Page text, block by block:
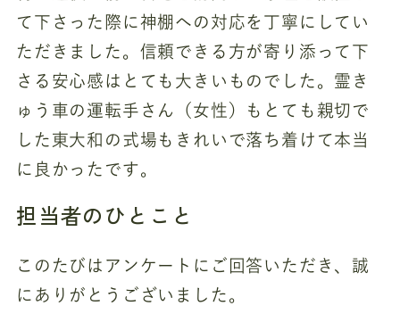
て下さった際に神棚への対応を丁寧にしてい
ただきました。信頼できる方が寄り添って下
さる安心感はとても大きいものでした。霊き
ゅう車の運転手さん（女性）もとても親切で
した東大和の式場もきれいで落ち着けて本当
に良かったです。
担当者のひとこと
このたびはアンケートにご回答いただき、誠
にありがとうございました。